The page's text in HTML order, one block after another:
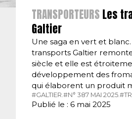
TRANSPORTEURS Les
Galtier
Une saga en vert et blanc.
transports Galtier
siècle et elle est
développement des
qui élaborent un produit
#GALTIER.#N° 387 MAI 2025.
Publié le : 6 mai 2025